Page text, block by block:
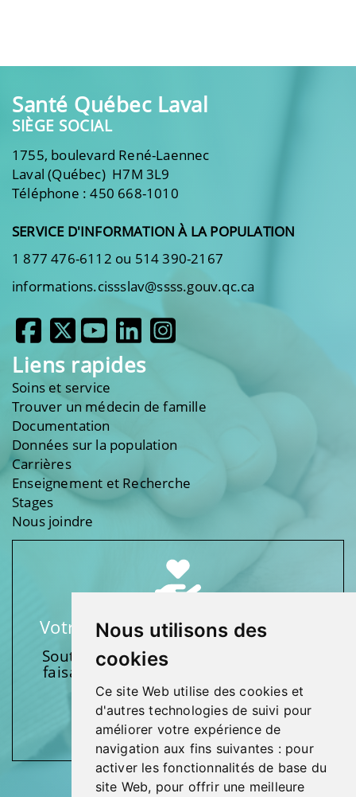
Nous utilisons des
cookies
Ce site Web utilise des cookies et
d'autres technologies de suivi pour
améliorer votre expérience de
navigation aux fins suivantes : pour
activer les fonctionnalités de base du
site Web, pour offrir une meilleure
Santé Québec Laval
SIÈGE SOCIAL
1755, boulevard René-Laennec
Laval (Québec) H7M 3L9
Téléphone : 450 668-1010
SERVICE D'INFORMATION À LA POPULATION
1 877 476-6112 ou 514 390-2167
informations.cissslav@ssss.gouv.qc.ca
Liens rapides
Soins et service
Trouver un médecin de famille
Documentation
Données sur la population
Carrières
Enseignement et Recherche
Stages
Nous joindre
Votre soutien fait une différence
Soutenez l’une de nos fondations en
faisant un don et en participant aux
activités.
Donnez généreusement!